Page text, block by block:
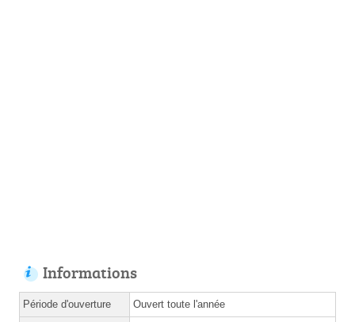
Informations
Période d'ouverture Ouvert toute l'année